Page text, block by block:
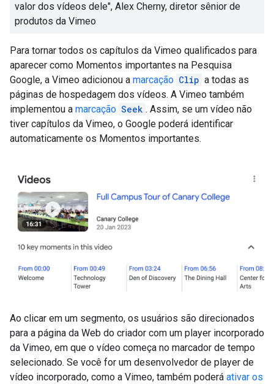
valor dos vídeos dele", Alex Cherny, diretor sênior de
produtos da Vimeo
Para tornar todos os capítulos da Vimeo qualificados para
aparecer como Momentos importantes na Pesquisa
Google, a Vimeo adicionou a marcação Clip a todas as
páginas de hospedagem dos vídeos. A Vimeo também
implementou a marcação Seek . Assim, se um vídeo não
tiver capítulos da Vimeo, o Google poderá identificar
automaticamente os Momentos importantes.
Ao clicar em um segmento, os usuários são direcionados
para a página da Web do criador com um player incorporado
da Vimeo, em que o vídeo começa no marcador de tempo
selecionado. Se você for um desenvolvedor de player de
vídeo incorporado, como a Vimeo, também poderá ativar os